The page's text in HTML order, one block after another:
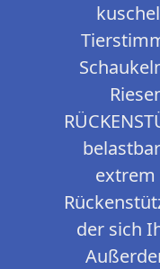
extrem
der sich